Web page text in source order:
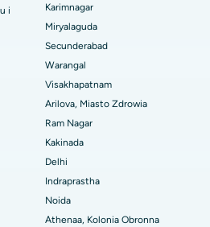
Indore
Main Road, Kakinada
Circular Road w Kalkucie
Nashik
Hajdarabad
stawu kolanowego
i
Karimnagar
Miryalaguda
Secunderabad
Warangal
Visakhapatnam
Arilova, Miasto Zdrowia
Ram Nagar
Kakinada
Delhi
Indraprastha
Noida
Athenaa, Kolonia Obronna